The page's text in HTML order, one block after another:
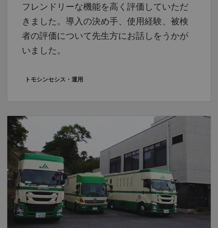
フレンドリーな機能を高く評価していただ
きました。導入の決め手、使用経験、被検
者の評価について先生方にお話しをうかが
いました。
トモシンセシス・運用